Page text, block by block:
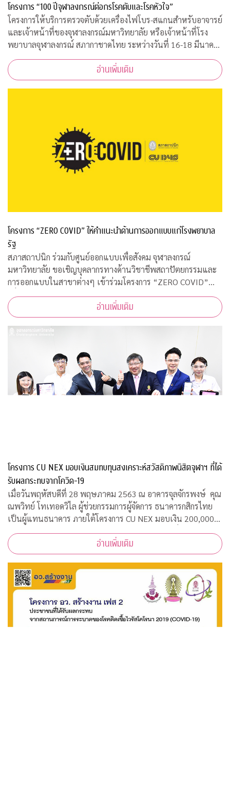
โครงการ “100 ปีจุฬาลงกรณ์ต่อกรโรคตับและโรคหัวใจ”
โครงการให้บริการตรวจตับด้วยเครื่องไฟโบร-สแกนสำหรับอาจารย์
และเจ้าหน้าที่ของจุฬาลงกรณ์มหาวิทยาลัย หรือเจ้าหน้าที่โรง
พยาบาลจุฬาลงกรณ์ สภากาชาดไทย ระหว่างวันที่ 16-18 มีนาคม
2563 เวลา 08.00-15.00 ณ ฝ่ายธนาคารเลือด ชั้น 3B อาคารภูมิสิ
ริมังคลานุสรณ์ รพ.จุฬาลงกรอ่านเพิ่มเติม
โครงการ “ZERO COVID” ให้คำแนะนำด้านการออกแบบแก่โรงพยาบาล
รัฐ
สภาสถาปนิก ร่วมกับศูนย์ออกแบบเพื่อสังคม จุฬาลงกรณ์
มหาวิทยาลัย ขอเชิญบุคลากรทางด้านวิชาชีพสถาปัตยกรรมและ
การออกแบบในสาขาต่างๆ เข้าร่วมโครงการ “ZERO COVID”
เพื่อให้ความช่วยเหลือด้านการออกแบบแก่โรงพยาบาลของรัฐ
พร้อมคำแนะนำการออกแบบสถานที่รองรับผู้ป่วยจากเชื้อ
อ่านเพิ่มเติม
โครงการ CU NEX มอบเงินสมทบทุนสงเคราะห์สวัสดิภาพนิสิตจุฬาฯ ที่ได้
รับผลกระทบจากโควิด-19
เมื่อวันพฤหัสบดีที่ 28 พฤษภาคม 2563 ณ อาคารจุลจักรพงษ์ คุณ
ณพวิทย์ โทเทอดวิไล ผู้ช่วยกรรมการผู้จัดการ ธนาคารกสิกรไทย
เป็นผู้แทนธนาคาร ภายใต้โครงการ CU NEX มอบเงิน 200,000
บาท ร่วมสมทบทุนสงเคราะห์สวัสดิภาพนิสิตจุฬาฯ ที่ได้รับผลกระ
ทบจากการแพร่ระบาดของเชื้อไอ่านเพิ่มเติม